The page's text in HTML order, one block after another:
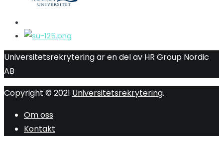
Universitetsrekrytering är en del av HR Group Nordic
AB
Copyright © 2021 Universitetsrekrytering.
Om oss
Kontakt